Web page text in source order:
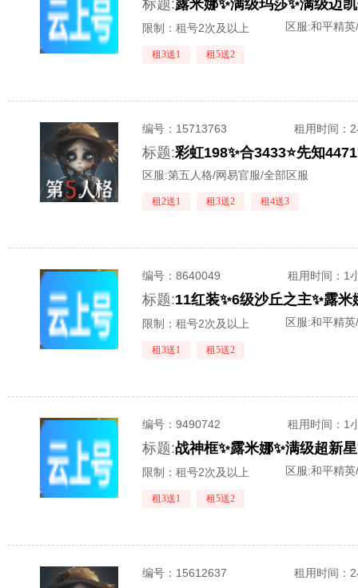
标题:
限制：租号2次及以上 区服:和平精
租3送1 租5送2
编号： 15713763 租用时间 ：
标题:彩虹198✨合3433⭐先知
区服:第五人格/网易官服/全部区服
租2送1 租3送2 租4送3
编号：8640049 租用时间 ：1
标题:
限制：租号2次及以上 区服:和平精
租3送1 租5送2
编号：9490742 租用时间 ：1
标题:
限制：租号2次及以上 区服:和平精
租3送1 租5送2
编号： 15612637 租用时间 ：